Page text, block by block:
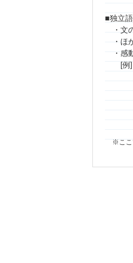
■独立
・文
・ほ
・感
[例]
ねえ
う
おは
日本
こ